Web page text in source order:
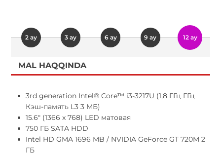
2 ay 3 ay 6 ay 9 ay 12 ay
MAL HAQQINDA
3rd generation Intel® Core™ i3-3217U (1,8 ГГц ГГц
Кэш-память L3 3 МБ)
15.6" (1366 x 768) LED матовая
750 ГБ SATA HDD
Intel HD GMA 1696 MB / NVIDIA GeForce GT 720M 2
ГБ